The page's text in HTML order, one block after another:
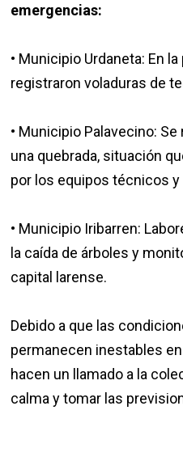
emergencias:
• Municipio Urdaneta: En
registraron voladuras de
• Municipio Palavecino:
una quebrada, situación
por los equipos técnicos y
• Municipio Iribarren:
la caída de árboles y
capital larense.
Debido a que las
permanecen inestables
hacen un llamado a la
calma y tomar las